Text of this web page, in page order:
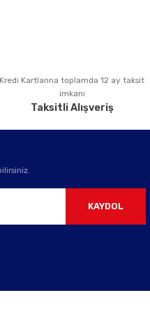
Kredi Kartlarına toplamda 12 ay taksit
imkanı
Taksitli Alışveriş
KAYDOL